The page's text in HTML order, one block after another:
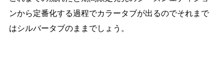
ンから定番化する過程でカラータブが出るのでそれまで
はシルバータブのままでしょう。